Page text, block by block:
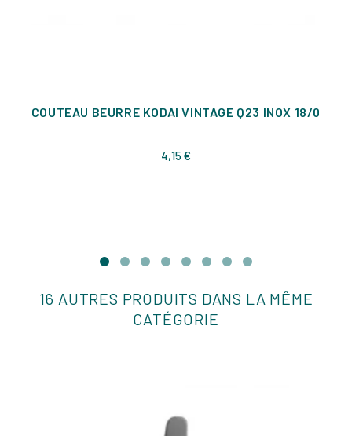
COUTEAU BEURRE KODAI VINTAGE Q23 INOX 18/0
4,15 €Prix
16 AUTRES PRODUITS DANS LA MÊME
CATÉGORIE